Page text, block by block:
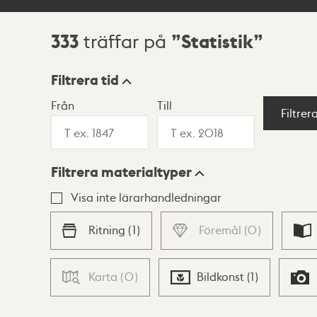
Sökresultat
333 träffar på Statistik
Visningsläge
Lista Karta
Filtrera tid
Från Till
Filtrera materialtyper
Visa inte lärarhandledningar
Ritning (1) Föremål (0)
Karta (0) Bildkonst (1)